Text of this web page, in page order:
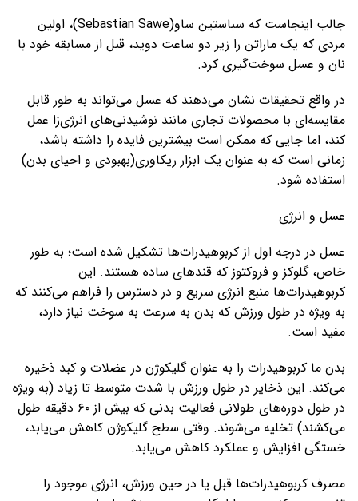
جالب اینجاست که سباستین ساو(Sebastian Sawe)، اولین
مردی که یک ماراتن را زیر دو ساعت دوید، قبل از مسابقه خود با
نان و عسل سوخت‌گیری کرد.
در واقع تحقیقات نشان می‌دهند که عسل می‌تواند به طور قابل
مقایسه‌ای با محصولات تجاری مانند نوشیدنی‌های انرژی‌زا عمل
کند، اما جایی که ممکن است بیشترین فایده را داشته باشد،
زمانی است که به عنوان یک ابزار ریکاوری(بهبودی و احیای بدن)
استفاده شود.
عسل و انرژی
عسل در درجه اول از کربوهیدرات‌ها تشکیل شده است؛ به طور
خاص، گلوکز و فروکتوز که قندهای ساده هستند. این
کربوهیدرات‌ها منبع انرژی سریع و در دسترس را فراهم می‌کنند که
به ویژه در طول ورزش که بدن به سرعت به سوخت نیاز دارد،
مفید است.
بدن ما کربوهیدرات را به عنوان گلیکوژن در عضلات و کبد ذخیره
می‌کند. این ذخایر در طول ورزش با شدت متوسط ​​تا زیاد (به ویژه
در طول دوره‌های طولانی فعالیت بدنی که بیش از ۶۰ دقیقه طول
می‌کشند) تخلیه می‌شوند. وقتی سطح گلیکوژن کاهش می‌یابد،
خستگی افزایش و عملکرد کاهش می‌یابد.
مصرف کربوهیدرات‌ها قبل یا در حین ورزش، انرژی موجود را